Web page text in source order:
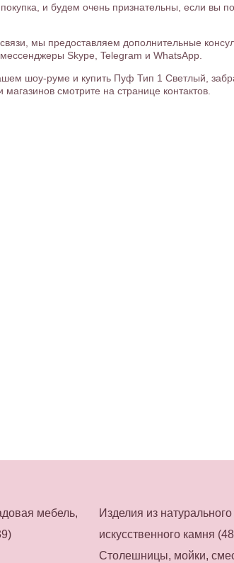
и будем очень признательны, если вы
мы предоставляем дополнительные
Skype, Telegram и WhatsApp.
шоу-руме и купить Пуф Тип 1 Светлый,
смотрите на странице контактов.
мебель,
Изделия из натурального
искусственного камня
Столешницы, мойки,